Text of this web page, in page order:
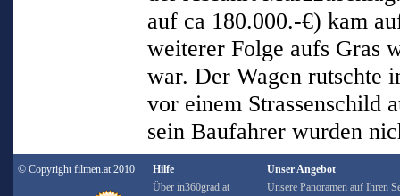
auf ca 180.000.-€) kam
weiterer Folge aufs Gras
war. Der Wagen rutschte
vor einem Strassenschild
sein Baufahrer wurden
© Copyright filmen.at 2010
Hilfe
Über in360grad.at
Unser Angebot
Unsere Panoramen auf Ihren